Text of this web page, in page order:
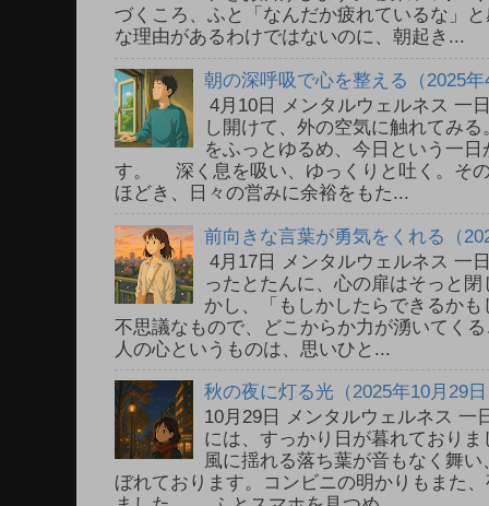
づくころ、ふと「なんだか疲れているな」
な理由があるわけではないのに、朝起き...
朝の深呼吸で心を整える（2025
4月10日 メンタルウェルネス
し開けて、外の空気に触れてみ
をふっとゆるめ、今日という一
す。 深く息を吸い、ゆっくりと吐く。そ
ほどき、日々の営みに余裕をもた...
前向きな言葉が勇気をくれる（
4月17日 メンタルウェルネス
ったとたんに、心の扉はそっと
かし、「もしかしたらできるか
不思議なもので、どこからか力が湧いて
人の心というものは、思いひと...
秋の夜に灯る光（2025年10月29
10月29日 メンタルウェルネス
には、すっかり日が暮れており
風に揺れる落ち葉が音もなく舞
ぼれております。コンビニの明かりもまた